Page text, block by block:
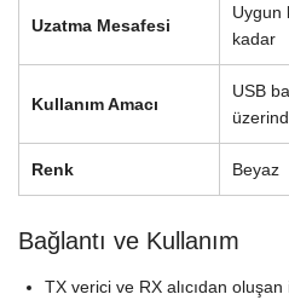
Uzatma Mesafesi
Uygun
kadar
Kullanım Amacı
USB
Renk Beyaz
Bağlantı ve Kullanım
TX verici ve RX alıcıdan